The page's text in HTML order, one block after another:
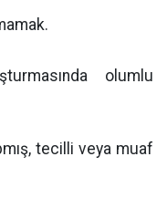
olumlu
tecilli veya muaf